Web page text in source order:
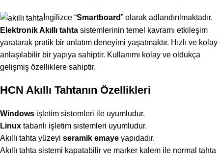
İngilizce “Smartboard” olarak adlandırılmaktadır.
Elektronik Akıllı tahta sistemlerinin temel kavramı etkileşim
yaratarak pratik bir anlatım deneyimi yaşatmaktır. Hızlı ve kolay
anlaşılabilir bir yapıya sahiptir. Kullanımı kolay ve oldukça
gelişmiş özelliklere sahiptir.
HCN Akıllı Tahtanın Özellikleri
Windows işletim sistemleri ile uyumludur.
Linux tabanlı işletim sistemleri uyumludur.
Akıllı tahta yüzeyi seramik emaye yapıdadır.
Akıllı tahta sistemi kapatabilir ve marker kalem ile normal tahta